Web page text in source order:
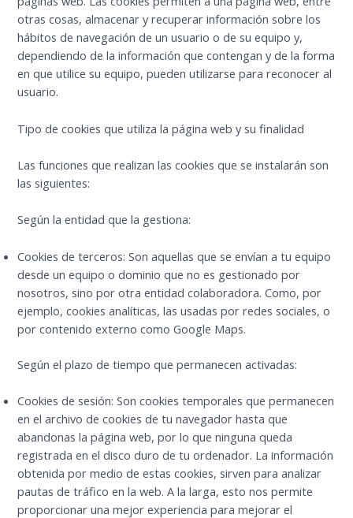
otras cosas, almacenar y recuperar información sobre los
hábitos de navegación de un usuario o de su equipo y,
dependiendo de la información que contengan y de la forma
en que utilice su equipo, pueden utilizarse para reconocer al
usuario.
Tipo de cookies que utiliza la página web y su finalidad
Las funciones que realizan las cookies que se instalarán son
las siguientes:
Según la entidad que la gestiona:
Cookies de terceros: Son aquellas que se envían a tu equipo
desde un equipo o dominio que no es gestionado por
nosotros, sino por otra entidad colaboradora. Como, por
ejemplo, cookies analíticas, las usadas por redes sociales, o
por contenido externo como Google Maps.
Según el plazo de tiempo que permanecen activadas:
Cookies de sesión: Son cookies temporales que permanecen
en el archivo de cookies de tu navegador hasta que
abandonas la página web, por lo que ninguna queda
registrada en el disco duro de tu ordenador. La información
obtenida por medio de estas cookies, sirven para analizar
pautas de tráfico en la web. A la larga, esto nos permite
proporcionar una mejor experiencia para mejorar el